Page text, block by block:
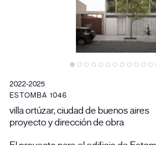
ESTOMBA 1046
villa ortúzar, ciudad de buenos aires
proyecto y dirección de obra
2022-2025